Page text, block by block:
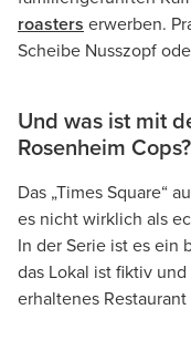
roasters erwerben.
Scheibe Nusszopf
Und was ist mit
Rosenheim Cops?
Das „Times Square“
es nicht wirklich als
In der Serie ist es ein
das Lokal ist fiktiv
erhaltenes